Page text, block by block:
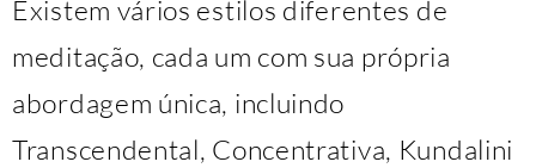
Existem vários estilos diferentes de
meditação, cada um com sua própria
abordagem única, incluindo
Transcendental, Concentrativa, Kundalini